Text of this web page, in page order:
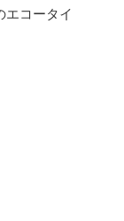
エコータイ